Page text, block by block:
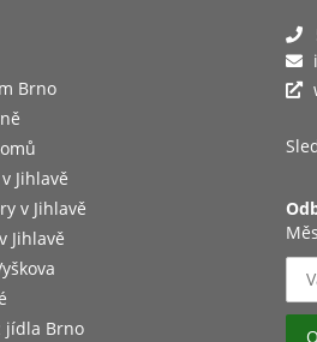
Brno
Jihlavě
v Jihlavě
Jihlavě
jídla Brno